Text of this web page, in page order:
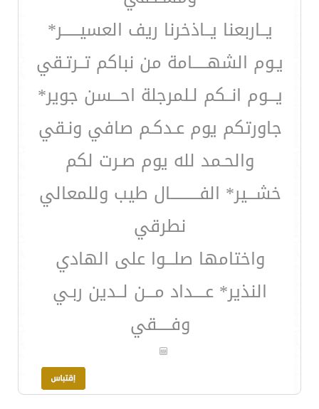
يــاربعنا يــاذخرنا ريف العسيــــــر*
يـوم الشهـــــامة من نباكم تــرتـقي
يـــوم انــكم لـلمرجلة احـــسن جوير*
جاورتكم يوم عـدكـم صافي ونـقي
والحـمد لله يوم صـرت لكم
خشـــير* الفــــــــــال طيب وللمعالي
نطرقي
واختامها صلـــوا على الهادي
النذير* عــــداد مـــن لــدين ربـي
وفـــــقي